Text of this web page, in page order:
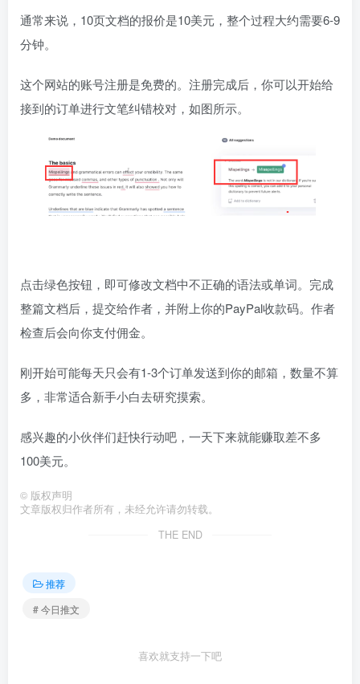
通常来说，10页文档的报价是10美元，整个过程大约需要6-9
分钟。
这个网站的账号注册是免费的。注册完成后，你可以开始给
接到的订单进行文笔纠错校对，如图所示。
点击绿色按钮，即可修改文档中不正确的语法或单词。完成
整篇文档后，提交给作者，并附上你的PayPal收款码。作者
检查后会向你支付佣金。
刚开始可能每天只会有1-3个订单发送到你的邮箱，数量不算
多，非常适合新手小白去研究摸索。
感兴趣的小伙伴们赶快行动吧，一天下来就能赚取差不多
100美元。
© 版权声明
文章版权归作者所有，未经允许请勿转载。
THE END
推荐
# 今日推文
喜欢就支持一下吧